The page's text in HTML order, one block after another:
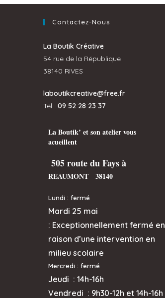
Contactez-Nous
La Boutik Créative
54 rue de la République
38140 RIVES
laboutikcreative@free.fr
Tél :09 52 28 23 37
La Boutik’ et son atelier vous
acueillent
505 route du Fays à
REAUMONT 38140
Lundi : fermé
Mardi 25 mai
: Exceptionnellement fermé en
raison d’une intervention en
milieu scolaire
Mercredi: fermé
Jeudi :14h-16h
Vendredi : 9h30-12h et 14h-16h